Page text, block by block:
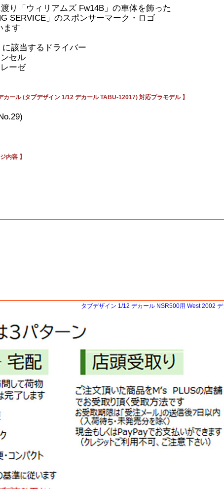
り「ウィリアムズ Fw14B」の車体を飾った
SERVICE」のスポンサーマーク・ロゴ
ます
該当するドライバー
セル
ーゼ
カール (タブデザイン 1/12 デカール TABU-12017) 対応プラモデル 】
内容 】
タブデザイン 1/12 デカール NSR500用 West 2002